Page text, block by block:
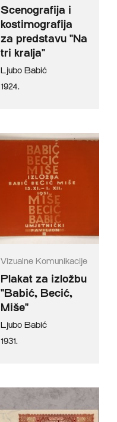
Scenografija i
kostimografija
za predstavu "Na
tri kralja"
Ljubo Babić
1924.
Vizualne Komunikacije
Plakat za izložbu
"Babić, Becić,
Miše"
Ljubo Babić
1931.